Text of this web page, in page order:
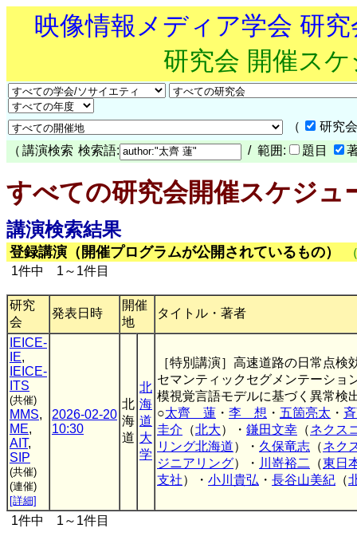
映像情報メディア学会 研
研究会 開催ス
（
研究
（ 講演検索 検索語: / 範囲: 題目
すべての研究会開催スケジュ
講演検索結果
登録講演（開催プログラムが公開されているもの）
1件中 1～1件目
研究
会
発表日時
開催
地
タイトル・著者
IEICE-
IE,
IEICE-
ITS
(共催)
MMS,
ME,
AIT,
SIP
(共催)
(連催)
[詳細]
2026-02-20
10:30
北
海
道
北
海
道
大
学
［特別講演］高速道路の日常点検
セマンティックセグメンテーショ
模視覚言語モデルに基づく異常検
○太齊 蓮 ・ 李 想 ・ 五箇亮太 ・
圭介 （北大）・ 鎌田文幸 （ネクス
リング北海道）・ 久保竜志 （ネク
ジニアリング）・ 川嵜裕二 （東日
支社）・ 小川貴弘 ・ 長谷山美紀 （
1件中 1～1件目